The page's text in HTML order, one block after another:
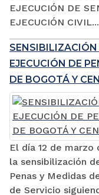
EJECUCIÓN DE
EJECUCIÓN CIVIL...
EJECUCIÓN DE
DE BOGOTÁ Y
El día 12 de
la sensibilización
Penas y Medidas
de Servicio